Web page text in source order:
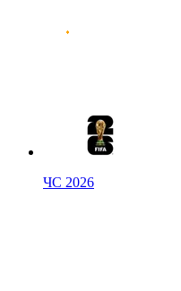
ЧС 2026